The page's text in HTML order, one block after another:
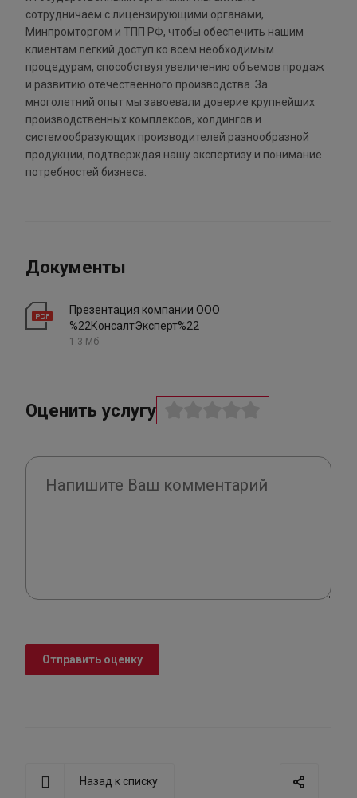
сотрудничаем с лицензирующими органами,
Минпромторгом и ТПП РФ, чтобы обеспечить нашим
клиентам легкий доступ ко всем необходимым
процедурам, способствуя увеличению объемов продаж
и развитию отечественного производства. За
многолетний опыт мы завоевали доверие крупнейших
производственных комплексов, холдингов и
системообразующих производителей разнообразной
продукции, подтверждая нашу экспертизу и понимание
потребностей бизнеса.
Документы
Презентация компании ООО
%22КонсалтЭксперт%22
1.3 Мб
Оценить услугу
Отправить оценку
Назад к списку